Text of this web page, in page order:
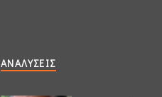
ΑΝΑΛΎΣΕΙΣ